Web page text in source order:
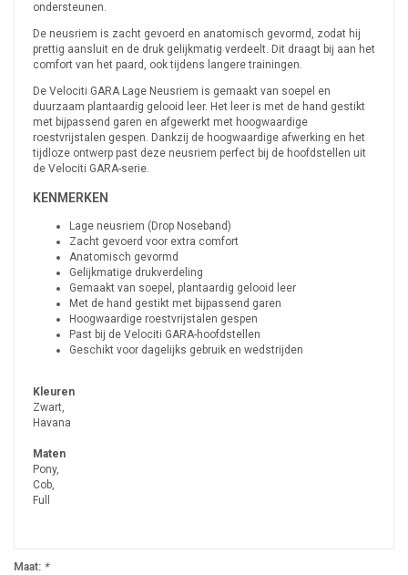
ondersteunen.
De neusriem is zacht gevoerd en anatomisch gevormd, zodat hij
prettig aansluit en de druk gelijkmatig verdeelt. Dit draagt bij aan het
comfort van het paard, ook tijdens langere trainingen.
De Velociti GARA Lage Neusriem is gemaakt van soepel en
duurzaam plantaardig gelooid leer. Het leer is met de hand gestikt
met bijpassend garen en afgewerkt met hoogwaardige
roestvrijstalen gespen. Dankzij de hoogwaardige afwerking en het
tijdloze ontwerp past deze neusriem perfect bij de hoofdstellen uit
de Velociti GARA-serie.
KENMERKEN
Lage neusriem (Drop Noseband)
Zacht gevoerd voor extra comfort
Anatomisch gevormd
Gelijkmatige drukverdeling
Gemaakt van soepel, plantaardig gelooid leer
Met de hand gestikt met bijpassend garen
Hoogwaardige roestvrijstalen gespen
Past bij de Velociti GARA-hoofdstellen
Geschikt voor dagelijks gebruik en wedstrijden
Kleuren
Zwart,
Havana
Maten
Pony,
Cob,
Full
Maat: *